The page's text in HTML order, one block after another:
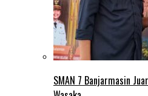
SMAN 7 Banjarmasin